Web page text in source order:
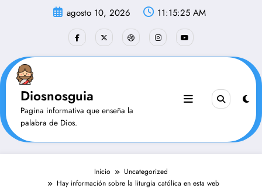
agosto 10, 2026 11:15:26 AM
Diosnosguia
Pagina informativa que enseña la
palabra de Dios.
Inicio
Uncategorized
Hay información sobre la liturgia católica en esta web